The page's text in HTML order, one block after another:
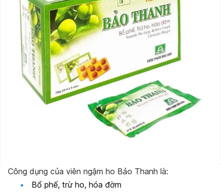
Công dụng của viên ngậm ho Bảo Thanh là:
Bổ phế, trừ ho, hóa đờm